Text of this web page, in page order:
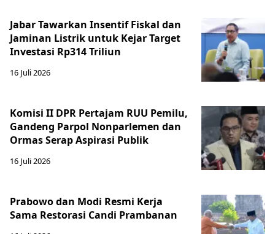
Jabar Tawarkan Insentif Fiskal dan
Jaminan Listrik untuk Kejar Target
Investasi Rp314 Triliun
16 Juli 2026
Komisi II DPR Pertajam RUU Pemilu,
Gandeng Parpol Nonparlemen dan
Ormas Serap Aspirasi Publik
16 Juli 2026
Prabowo dan Modi Resmi Kerja
Sama Restorasi Candi Prambanan